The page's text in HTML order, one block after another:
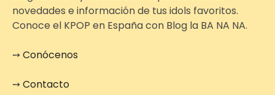
novedades e información de tus idols favoritos.
Conoce el KPOP en España con Blog la BA NA NA.
➙Conócenos
➙Contacto